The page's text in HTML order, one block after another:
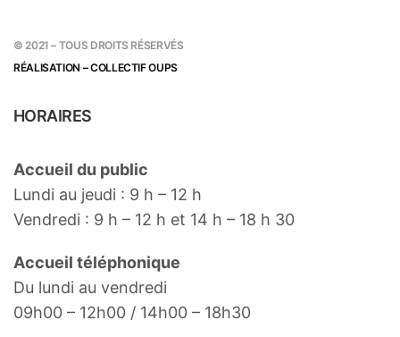
© 2021 – TOUS DROITS RÉSERVÉS
RÉALISATION – COLLECTIF OUPS
HORAIRES
Accueil du public
Lundi au jeudi : 9 h – 12 h
Vendredi : 9 h – 12 h et 14 h – 18 h 30
Accueil téléphonique
Du lundi au vendredi
09h00 – 12h00 / 14h00 – 18h30